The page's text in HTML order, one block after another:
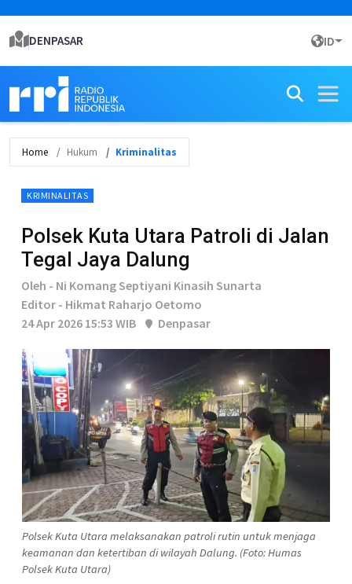
DENPASAR ID
Home Hukum Kriminalitas
KRIMINALITAS
Polsek Kuta Utara Patroli di Jalan
Tegal Jaya Dalung
Oleh - Ni Komang Septiyani Kinasih Sunarta
Editor - Hikmat Raharjo Oetomo
24 Apr 2026 15:53 WIB
Denpasar
Polsek Kuta Utara melaksanakan patroli rutin untuk menjaga
keamanan dan ketertiban di wilayah Dalung. (Foto: Humas
Polsek Kuta Utara)